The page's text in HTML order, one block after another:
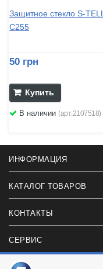
Защитное стекло S-TELL
C255
50 грн
Купить
В наличии (арт:2107518)
ИНФОРМАЦИЯ
КАТАЛОГ ТОВАРОВ
КОНТАКТЫ
СЕРВИС